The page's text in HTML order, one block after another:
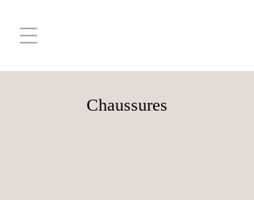
Chaussures